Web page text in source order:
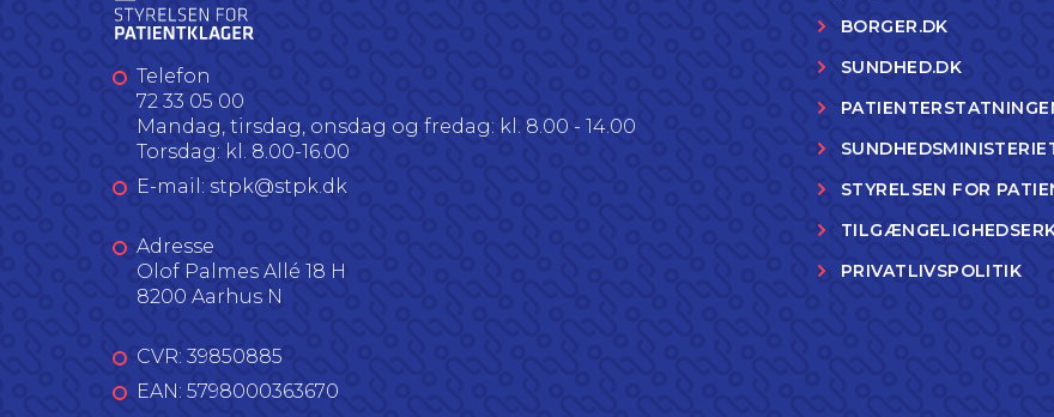
Telefon
72 33 05 00
Mandag, tirsdag, onsdag og fredag: kl. 8.00 - 14.00
Torsdag: kl. 8.00-16.00
E-mail: stpk@stpk.dk
Adresse
Olof Palmes Allé 18 H
8200 Aarhus N
CVR: 39850885
EAN: 5798000363670
BORGER.DK
SUNDHED.DK
STYRELSEN FOR
PRIVATLIVSPOLITIK